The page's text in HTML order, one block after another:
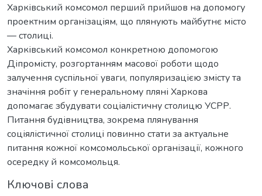
Харківський комсомол перший прийшов на допомогу
проектним організаціям, що плянують майбутнє місто
— столиці.
Харківський комсомол конкретною допомогою
Діпромісту, розгортанням масової роботи щодо
залучення суспільної уваги, популяризацією змісту та
значіння робіт у генеральному пляні Харкова
допомагає збудувати соціалістичну столицю УСРР.
Питання будівництва, зокрема плянування
соціялістичної столиці повинно стати за актуальне
питання кожної комсомольської організації, кожного
осередку й комсомольця.
Ключові слова